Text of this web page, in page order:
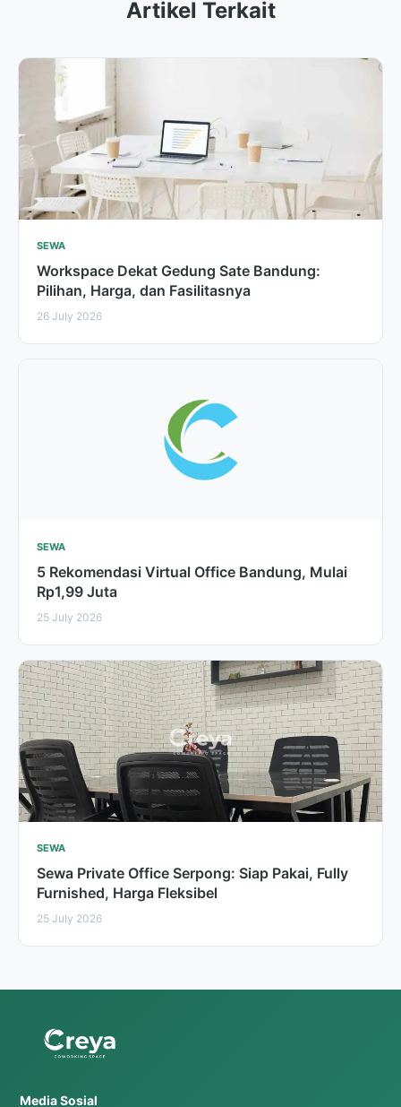
Artikel Terkait
SEWA
Workspace Dekat Gedung Sate Bandung:
Pilihan, Harga, dan Fasilitasnya
26 July 2026
SEWA
5 Rekomendasi Virtual Office Bandung, Mulai
Rp1,99 Juta
25 July 2026
SEWA
Sewa Private Office Serpong: Siap Pakai, Fully
Furnished, Harga Fleksibel
25 July 2026
Media Sosial